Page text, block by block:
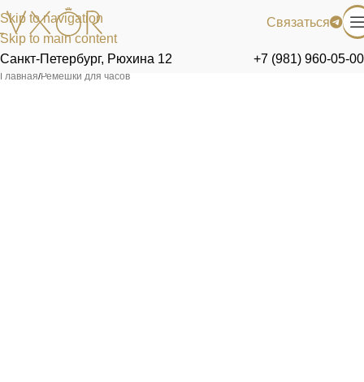
Skip to navigation
Skip to main content
Связаться
Санкт-Петербург, Рюхина 12 +7 (981) 960-05-00
Главная/Ремешки для часов